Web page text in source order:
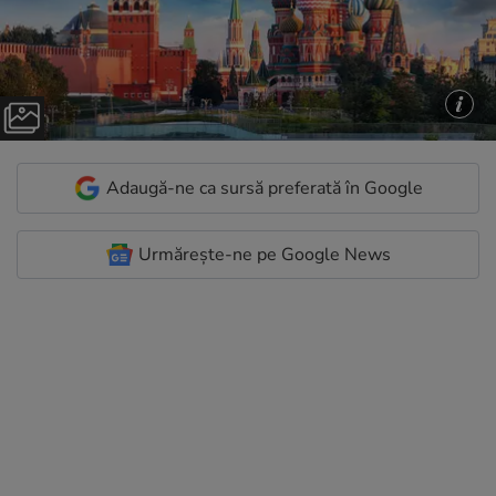
Adaugă-ne ca sursă preferată în Google
Urmărește-ne pe Google News